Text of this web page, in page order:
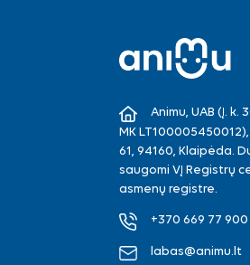
Animu, UAB (Į. k.
MK LT100005450012),
61, 94160, Klaipėda.
saugomi VĮ Registrų
asmenų registre.
+370 669 77 900
labas@animu.lt